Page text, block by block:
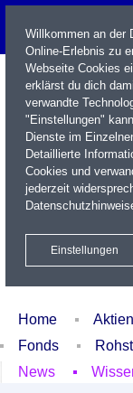
Name / WKN / ISIN /
Xetra Realtime
Home Aktien
Fonds
News
Willkommen an der
Online-Erlebnis zu
Webseite Cookies
erklärst du dich
verwandte
"Einstellungen"
Dienste im
Detaillierte
Cookies und
jederzeit
Einstellungen